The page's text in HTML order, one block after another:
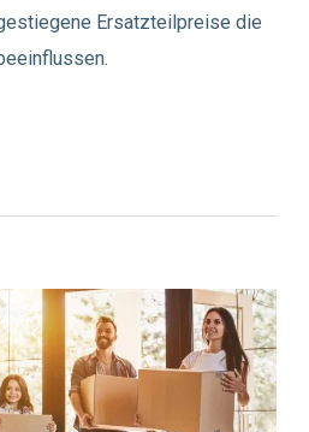
Ersatzteilpreise die